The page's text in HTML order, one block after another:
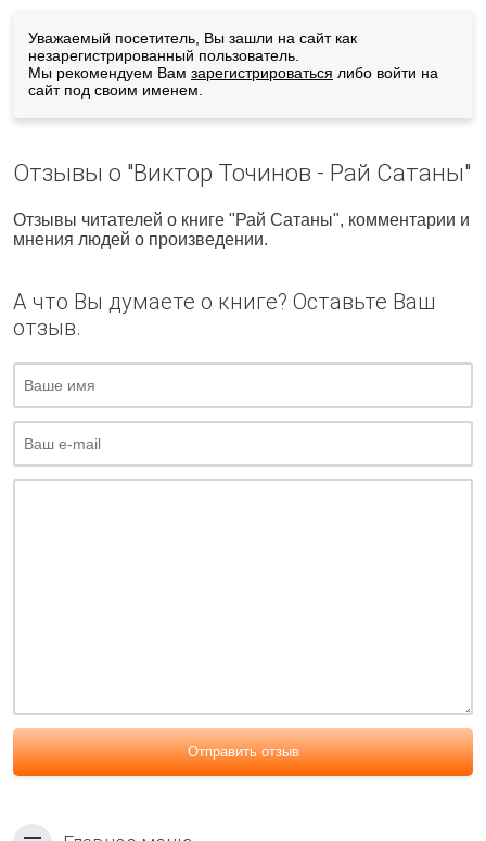
Уважаемый посетитель, Вы зашли на сайт как
незарегистрированный пользователь.
Мы рекомендуем Вам зарегистрироваться либо войти на
сайт под своим именем.
Отзывы о "Виктор Точинов - Рай Сатаны"
Отзывы читателей о книге "Рай Сатаны", комментарии и
мнения людей о произведении.
А что Вы думаете о книге? Оставьте Ваш
отзыв.
Отправить отзыв